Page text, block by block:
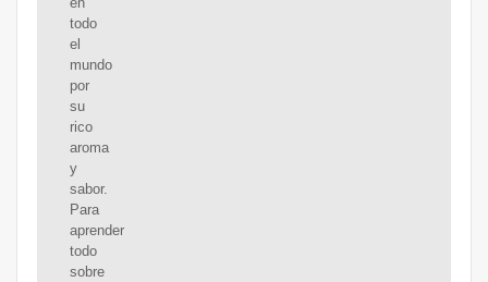
todo
el
mundo
por
su
rico
aroma
y
sabor.
Para
aprender
todo
sobre